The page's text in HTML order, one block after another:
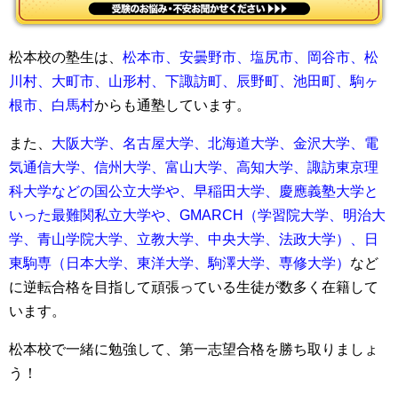
松本校の塾生は、 松本市、安曇野市、塩尻市、岡谷市、松
川村、大町市、山形村、下諏訪町、辰野町、池田町、駒ヶ
根市、白馬村からも通塾しています。
また、 大阪大学、名古屋大学、北海道大学、金沢大学、電
気通信大学、信州大学、富山大学、高知大学、諏訪東京理
科大学などの国公立大学や、早稲田大学、慶應義塾大学と
いった最難関私立大学や、GMARCH（学習院大学、明治大
学、青山学院大学、立教大学、中央大学、法政大学）、日
東駒専（日本大学、東洋大学、駒澤大学、専修大学） など
に逆転合格を目指して頑張っている生徒が数多く在籍して
います。
松本校で一緒に勉強して、第一志望合格を勝ち取りましょ
う！